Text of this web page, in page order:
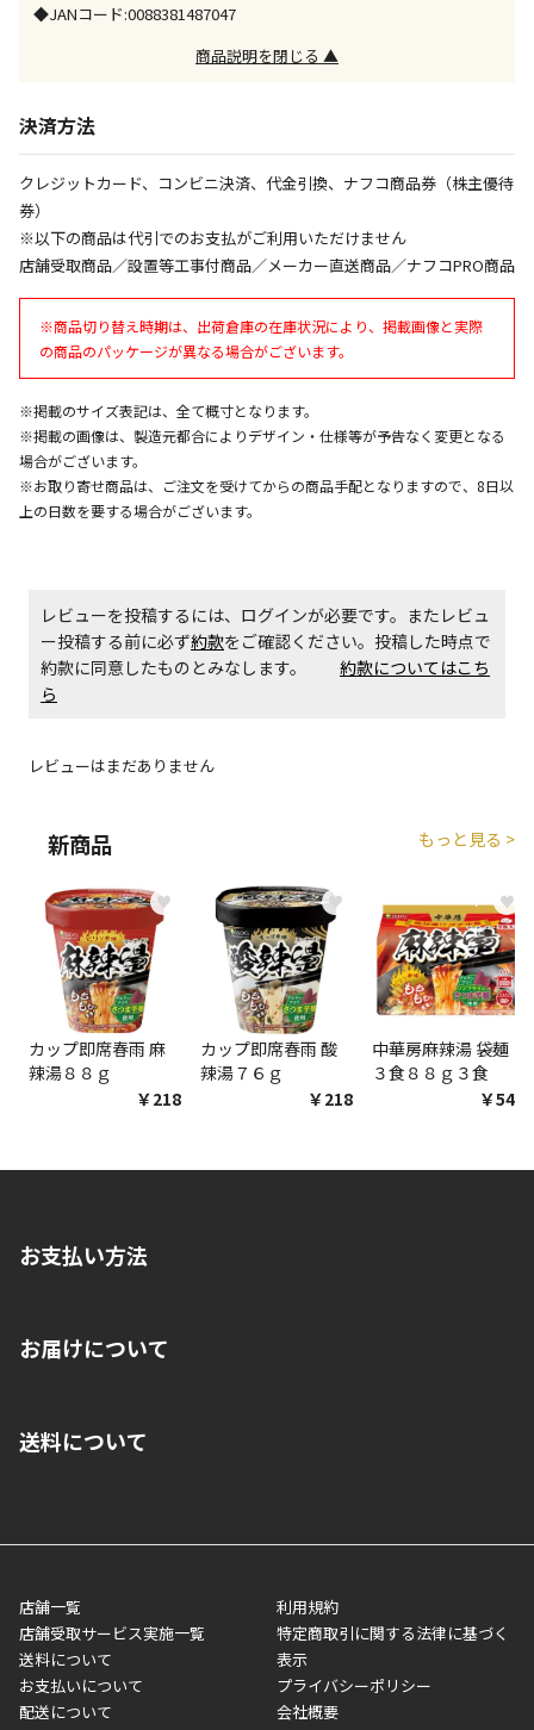
※電話注文はできません。
宅配のみでお届けする商品です（店舗受取は選択でき
午前9時までのご注文確定した商品については、当日に
ただし、メーカーの営業日に基づき出荷手続きを行う
ため、通常よりお時間をいただく場合がございます。
また、日曜・祝日や年末年始などの長期休業期間中
は、休業明けからの出荷対応となります。
設置工事代金も含まれた商品です
お見積商品です。金額・施工日はお打ち合わせの上、
決定となります。
エアコンの取付工事が必要な商品です。別途費用が発
商品購入個数ごとに送料がかかる商品です
◆JANコード:0088381487047
商品説明を閉じる ▲
決済方法
クレジットカード、コンビニ決済、代金引換、ナフコ商品券（株主優待
券）
※以下の商品は代引でのお支払がご利用いただけません
店舗受取商品／設置等工事付商品／メーカー直送商品／ナフコPRO商品
※商品切り替え時期は、出荷倉庫の在庫状況により、掲載画像と実際
の商品のパッケージが異なる場合がございます。
※掲載のサイズ表記は、全て概寸となります。
※掲載の画像は、製造元都合によりデザイン・仕様等が予告なく変更となる
場合がございます。
※お取り寄せ商品は、ご注文を受けてからの商品手配となりますので、8日以
上の日数を要する場合がございます。
レビューを投稿するには、ログインが必要です。またレビュ
ー投稿する前に必ず約款をご確認ください。投稿した時点で
約款に同意したものとみなします。 約款についてはこち
ら
レビューはまだありません
新商品 もっと見る >
♥
カップ即席春雨 麻
辣湯８８ｇ
￥218
♥
カップ即席春雨 酸
辣湯７６ｇ
￥218
♥
中華房麻辣湯 袋麺
３食８８ｇ３食
￥548
お支払い方法
いいただくことはできません。ご了承ください。
■代金引換(代引)※手数料がかかります
■商品によっては一部決済方法が使用できない場合がございま
す。
お届けについて
ご注文が確認出来次第、1～4営業日に発送いたします。「お取り
業日にてお引渡しとなります。(離島などの場合、例外もあります)
メーカー直送品など一部商品については、その他商品との購入に
制限がかかる場合がございます。また発送日についても、通常と
異なる場合がございます。対象商品の説明ページをご確認くださ
い。
■店舗受取をご選択いただいた場合
送料について
店舗一覧
店舗受取サービス実施一覧
送料について
お支払いについて
配送について
利用規約
特定商取引に関する法律に基づく
表示
プライバシーポリシー
会社概要